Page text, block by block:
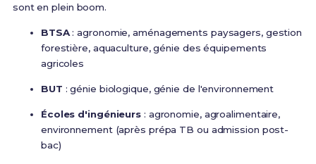
sont en plein boom.
BTSA: agronomie, aménagements paysagers, gestion
forestière, aquaculture, génie des équipements
agricoles
BUT : génie biologique, génie de l'environnement
Écoles d'ingénieurs : agronomie, agroalimentaire,
environnement (après prépa TB ou admission post-
bac)